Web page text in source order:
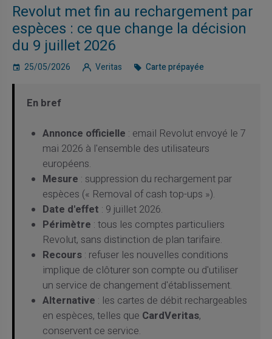
Revolut met fin au rechargement par
espèces : ce que change la décision
du 9 juillet 2026
25/05/2026 Veritas Carte prépayée
En bref
Annonce officielle : email Revolut envoyé le 7
mai 2026 à l'ensemble des utilisateurs
européens.
Mesure : suppression du rechargement par
espèces (« Removal of cash top-ups »).
Date d'effet : 9 juillet 2026.
Périmètre : tous les comptes particuliers
Revolut, sans distinction de plan tarifaire.
Recours : refuser les nouvelles conditions
implique de clôturer son compte ou d'utiliser
un service de changement d'établissement.
Alternative : les cartes de débit rechargeables
en espèces, telles que CardVeritas,
conservent ce service.